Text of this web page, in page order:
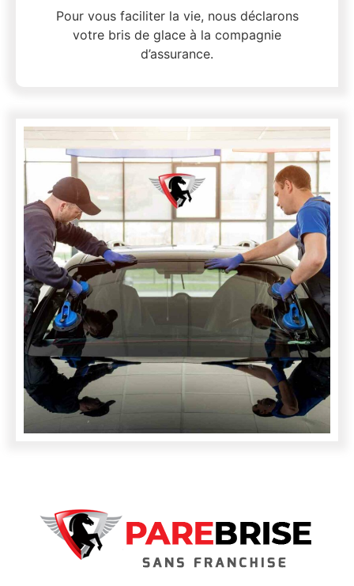
Pour vous faciliter la vie, nous déclarons
votre bris de glace à la compagnie
d’assurance.